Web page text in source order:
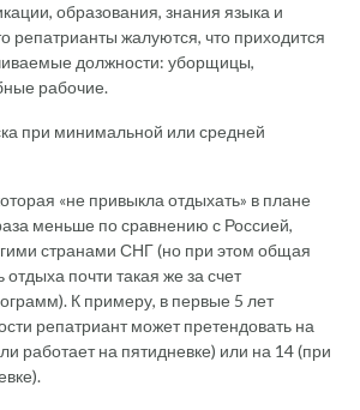
образования, знания языка и
репатрианты жалуются, что приходится
должности: уборщицы,
рабочие.
при минимальной или средней
«не привыкла отдыхать» в плане
меньше по сравнению с Россией,
странами СНГ (но при этом общая
почти такая же за счет
К примеру, в первые 5 лет
репатриант может претендовать на
работает на пятидневке) или на 14 (при